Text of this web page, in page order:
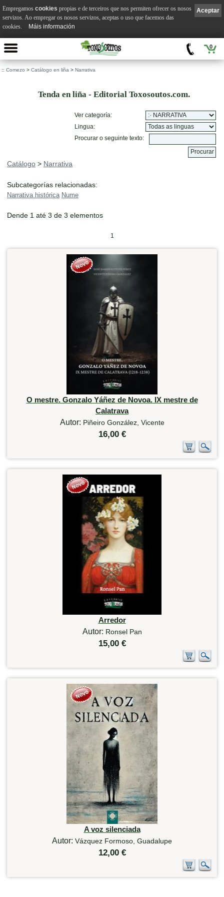
0
:: Comezo > Catálogo en liña > Narrativa
Tenda en liña - Editorial Toxosoutos.com.
Ver categoría:
Lingua:
Procurar o seguinte texto:
Catálogo > Narrativa
Subcategorías relacionadas:
Narrativa histórica Nume
Dende 1 até 3 de 3 elementos
1
O mestre. Gonzalo Yáñez de Novoa. IX mestre de
Calatrava
Autor: Piñeiro González, Vicente
16,00 €
Arredor
Autor: Ronsel Pan
15,00 €
A voz silenciada
Autor: Vázquez Formoso, Guadalupe
12,00 €
Aceptar
Empregamos cookies propias e de terceiros que nos permiten ofrecer os nosos
servizos. Ao empregar os nosos servizos, aceptas o uso que facemos das
cookies.
Máis información